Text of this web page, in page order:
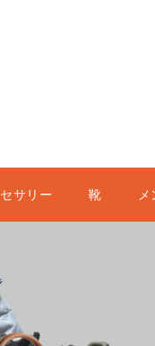
サリー 靴 メ